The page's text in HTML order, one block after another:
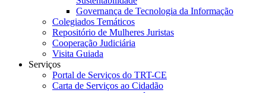
Governança de Tecnologia da Informação
Colegiados Temáticos
Repositório de Mulheres Juristas
Cooperação Judiciária
Visita Guiada
Serviços
Portal de Serviços do TRT-CE
Carta de Serviços ao Cidadão